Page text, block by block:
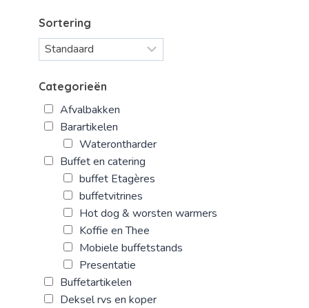
Sortering
Categorieën
Afvalbakken
Barartikelen
Waterontharder
Buffet en catering
buffet Etagères
buffetvitrines
Hot dog & worsten warmers
Koffie en Thee
Mobiele buffetstands
Presentatie
Buffetartikelen
Deksel rvs en koper